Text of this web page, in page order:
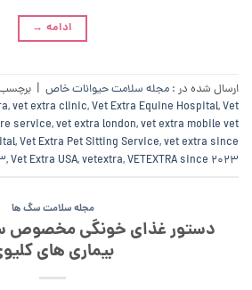
ادامه →
ارسال شده در : مجله سلامت حیوانات خاص |
,vet extra clinic,Vet Extra Equine Hospital,Vet
service,vet extra london,vet extra mobile vet
,Vet Extra Pet Sitting Service,vet extra since
,Vet Extra USA,vetextra,VETEXTRA since 2023
مجله سلامت سگ ها
دستور غذای خونگی مخصوص
بیماری های